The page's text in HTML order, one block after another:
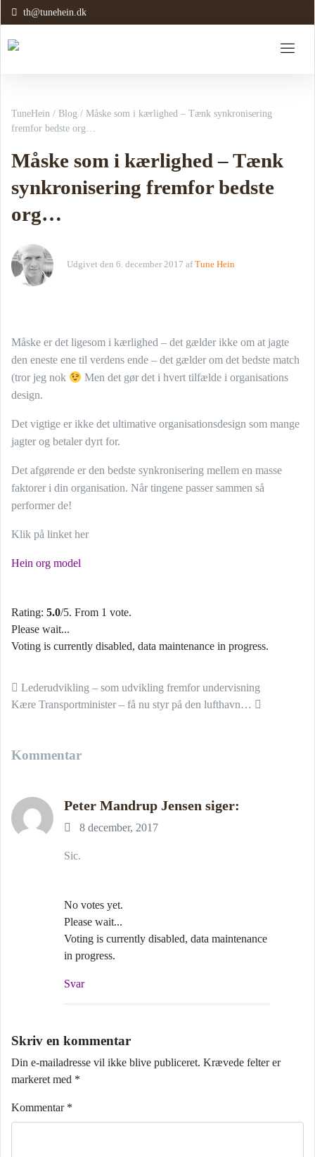
th@tunehein.dk
TuneHein / Blog / Måske som i kærlighed – Tænk synkronisering
fremfor bedste org…
Måske som i kærlighed – Tænk
synkronisering fremfor bedste
org…
Udgivet den 6. december 2017 af Tune Hein
Måske er det ligesom i kærlighed – det gælder ikke om at jagte
den eneste ene til verdens ende – det gælder om det bedste match
(tror jeg nok
Men det gør det i hvert tilfælde i organisations
design.
Det vigtige er ikke det ultimative organisationsdesign som mange
jagter og betaler dyrt for.
Det afgørende er den bedste synkronisering mellem en masse
faktorer i din organisation. Når tingene passer sammen så
performer de!
Klik på linket her
Hein org model
Rating: 5.0/5. From 1 vote.
Please wait...
Voting is currently disabled, data maintenance in progress.
Indlæg navigation
Lederudvikling – som udvikling fremfor undervisning
Kære Transportminister – få nu styr på den lufthavn…
Kommentar
Peter Mandrup Jensen siger:
8 december, 2017
Sic.
No votes yet.
Please wait...
Voting is currently disabled, data maintenance
in progress.
Svar
Skriv en kommentar
Din e-mailadresse vil ikke blive publiceret. Krævede felter er
markeret med *
Kommentar *